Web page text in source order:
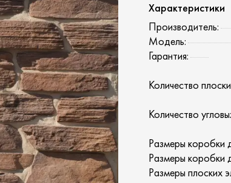
Характеристики
Производитель:
Модель:
Гарантия:
Количество
Количество
Размеры коробки
Размеры коробки
Размеры плоских